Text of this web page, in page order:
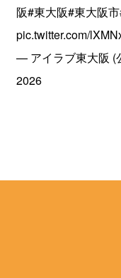
阪#東大阪#東大阪市
pic.twitter.com/
— アイラブ東大阪 (
2026